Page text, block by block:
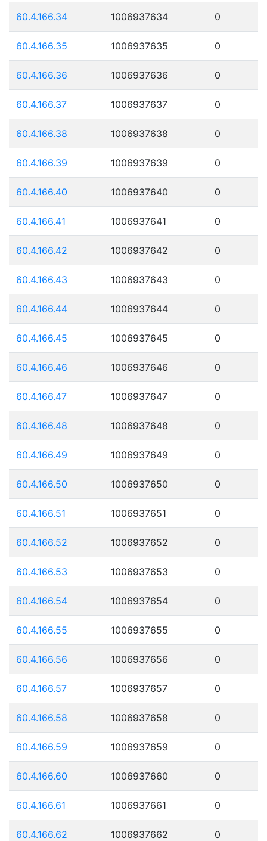
60.4.166.34 1006937634 0
60.4.166.35 1006937635 0
60.4.166.36 1006937636 0
60.4.166.37 1006937637 0
60.4.166.38 1006937638 0
60.4.166.39 1006937639 0
60.4.166.40 1006937640 0
60.4.166.41 1006937641 0
60.4.166.42 1006937642 0
60.4.166.43 1006937643 0
60.4.166.44 1006937644 0
60.4.166.45 1006937645 0
60.4.166.46 1006937646 0
60.4.166.47 1006937647 0
60.4.166.48 1006937648 0
60.4.166.49 1006937649 0
60.4.166.50 1006937650 0
60.4.166.51 1006937651 0
60.4.166.52 1006937652 0
60.4.166.53 1006937653 0
60.4.166.54 1006937654 0
60.4.166.55 1006937655 0
60.4.166.56 1006937656 0
60.4.166.57 1006937657 0
60.4.166.58 1006937658 0
60.4.166.59 1006937659 0
60.4.166.60 1006937660 0
60.4.166.61 1006937661 0
60.4.166.62 1006937662 0